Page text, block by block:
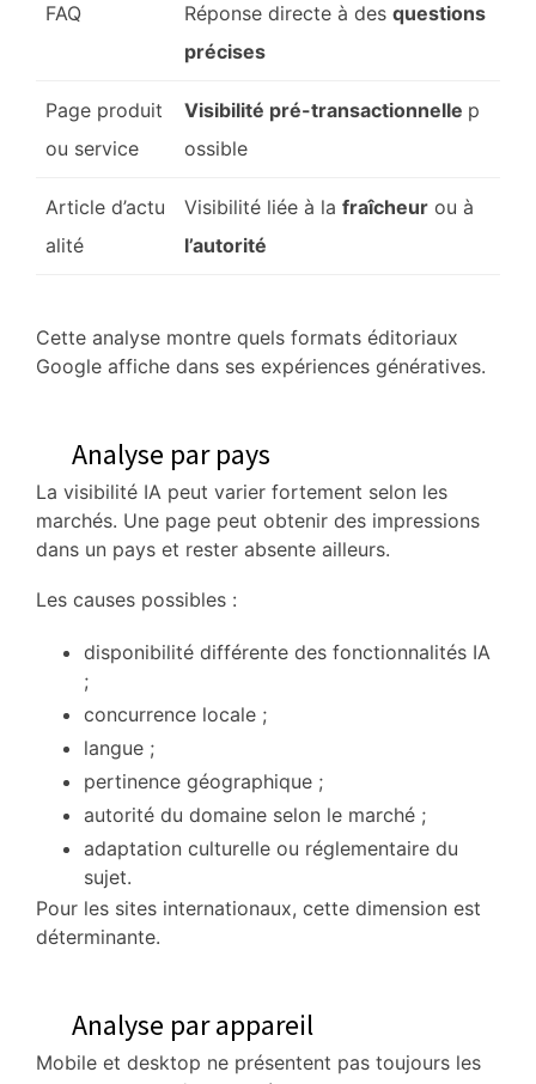
FAQ Réponse directe à des questions
précises
Page produit
ou service
Visibilité pré-transactionnelle p
ossible
Article d’actu
alité
Visibilité liée à la fraîcheur ou à
l’autorité
Cette analyse montre quels formats éditoriaux
Google affiche dans ses expériences génératives.
Analyse par pays
La visibilité IA peut varier fortement selon les
marchés. Une page peut obtenir des impressions
dans un pays et rester absente ailleurs.
Les causes possibles :
disponibilité différente des fonctionnalités IA
;
concurrence locale ;
langue ;
pertinence géographique ;
autorité du domaine selon le marché ;
adaptation culturelle ou réglementaire du
sujet.
Pour les sites internationaux, cette dimension est
déterminante.
Analyse par appareil
Mobile et desktop ne présentent pas toujours les